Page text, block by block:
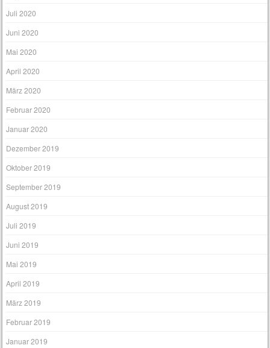
Juli 2020
Juni 2020
Mai 2020
April 2020
März 2020
Februar 2020
Januar 2020
Dezember 2019
Oktober 2019
September 2019
August 2019
Juli 2019
Juni 2019
Mai 2019
April 2019
März 2019
Februar 2019
Januar 2019